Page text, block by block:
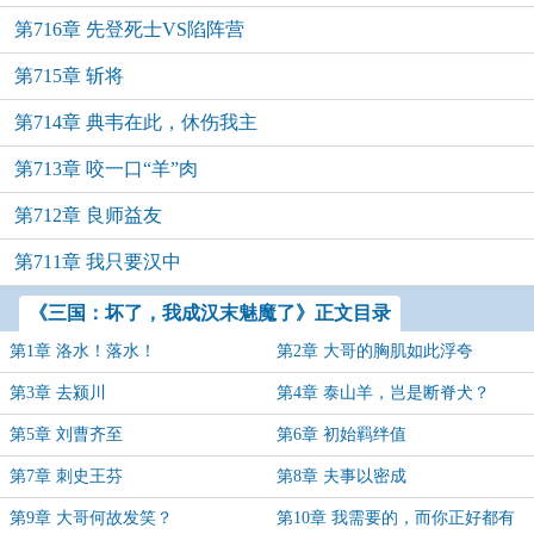
第716章 先登死士VS陷阵营
第715章 斩将
第714章 典韦在此，休伤我主
第713章 咬一口“羊”肉
第712章 良师益友
第711章 我只要汉中
《三国：坏了，我成汉末魅魔了》正文目录
第1章 洛水！落水！ 第2章 大哥的胸肌如此浮夸
第3章 去颍川 第4章 泰山羊，岂是断脊犬？
第5章 刘曹齐至 第6章 初始羁绊值
第7章 刺史王芬 第8章 夫事以密成
第9章 大哥何故发笑？ 第10章 我需要的，而你正好都有